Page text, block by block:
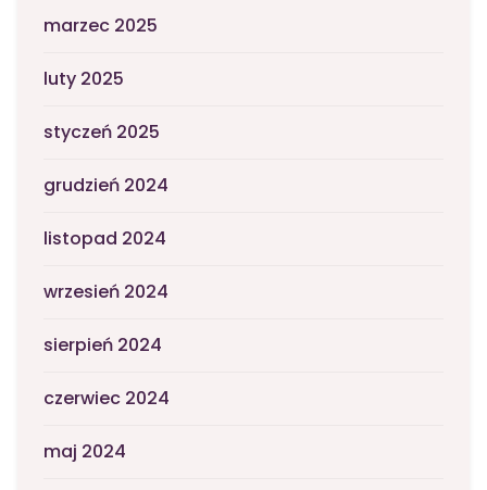
marzec 2025
luty 2025
styczeń 2025
grudzień 2024
listopad 2024
wrzesień 2024
sierpień 2024
czerwiec 2024
maj 2024